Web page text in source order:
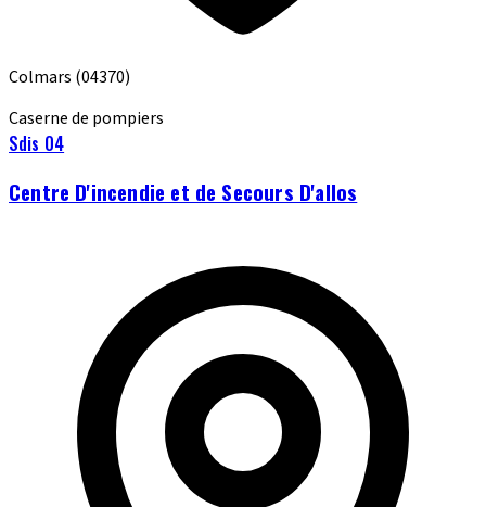
Colmars (04370)
Caserne de pompiers
Sdis 04
Centre D'incendie et de Secours D'allos